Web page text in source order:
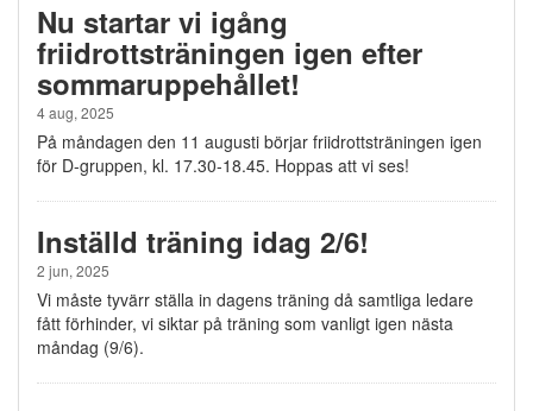
Nu startar vi igång
friidrottsträningen igen efter
sommaruppehållet!
4 aug, 2025
På måndagen den 11 augusti börjar friidrottsträningen igen
för D-gruppen, kl. 17.30-18.45. Hoppas att vi ses!
Inställd träning idag 2/6!
2 jun, 2025
Vi måste tyvärr ställa in dagens träning då samtliga ledare
fått förhinder, vi siktar på träning som vanligt igen nästa
måndag (9/6).